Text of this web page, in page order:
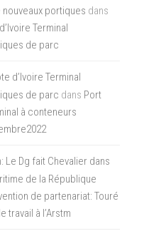
nouveaux portiques dans
Terminal
de parc
d’Ivoire Terminal
de parc dans Port
à conteneurs
Le Dg fait Chevalier dans
de la République
de partenariat: Touré
travail à l’Arstm